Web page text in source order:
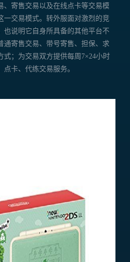
、寄售交易以及在线点卡等交易模
一交易模式。转外服面对激烈的竞
也说明它自身所具备的其他平台不
通寄售交易、带号寄售、担保、求
式；为交易双方提供每周7×24小时
卡、代练交易服务。